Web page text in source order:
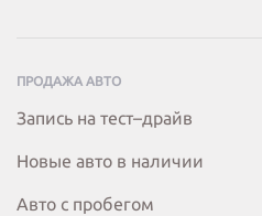
ПРОДАЖА АВТО
Запись на тест–драйв
Новые авто в наличии
Авто с пробегом